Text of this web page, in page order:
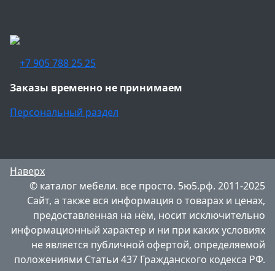
+7 905 788 25 25
Заказы временно не принимаем
Персональный раздел
Наверх
© каталог мебели. все просто. 5ю5.рф. 2011-2025
Сайт, а также вся информация о товарах и ценах,
предоставленная на нём, носит исключительно
информационный характер и ни при каких условиях
не является публичной офертой, определяемой
положениями Статьи 437 Гражданского кодекса РФ.